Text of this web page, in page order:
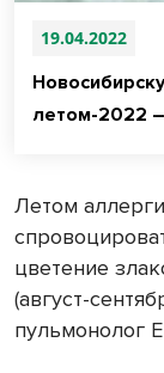
19.04.2022
летом-2022
Летом
цветение
(август-
пульмонолог